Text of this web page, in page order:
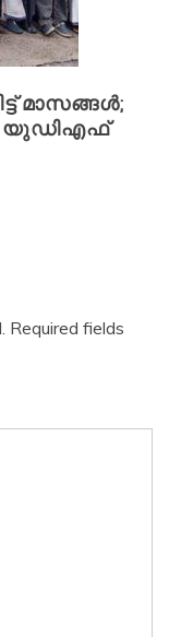
മാസങ്ങൾ;
യുഡിഎഫ്
Required fields